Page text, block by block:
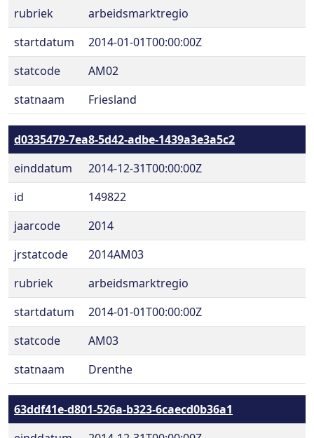
rubriek
arbeidsmarktregio
startdatum
2014-01-01T00:00:00Z
statcode
AM02
statnaam
Friesland
d0335479-7ea8-5d42-adbe-1439a3e3a5c2
einddatum
2014-12-31T00:00:00Z
id
149822
jaarcode
2014
jrstatcode
2014AM03
rubriek
arbeidsmarktregio
startdatum
2014-01-01T00:00:00Z
statcode
AM03
statnaam
Drenthe
63ddf41e-d801-526a-b323-6caecd0b36a1